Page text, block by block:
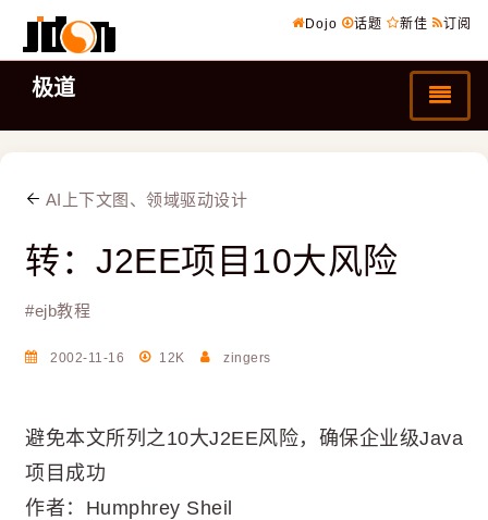
Dojo 话题 新佳 订阅
极道
AI上下文图、领域驱动设计
转：J2EE项目10大风险
#ejb教程
2002-11-16 12K zingers
避免本文所列之10大J2EE风险，确保企业级Java
项目成功
作者：Humphrey Sheil